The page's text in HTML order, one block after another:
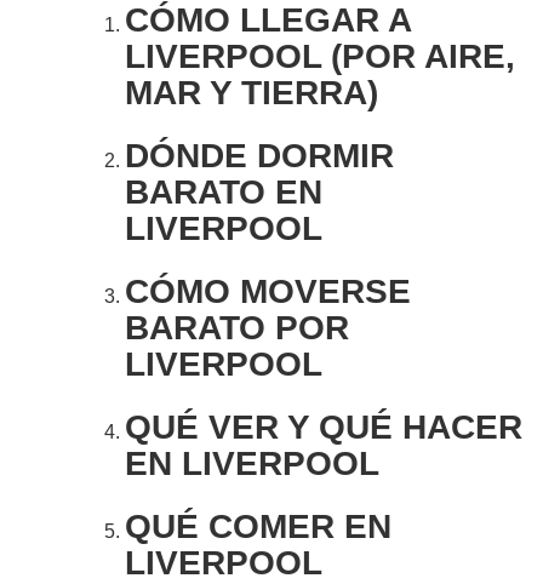
CÓMO LLEGAR A
LIVERPOOL (POR AIRE,
MAR Y TIERRA)
DÓNDE DORMIR
BARATO EN
LIVERPOOL
CÓMO MOVERSE
BARATO POR
LIVERPOOL
QUÉ VER Y QUÉ HACER
EN LIVERPOOL
QUÉ COMER EN
LIVERPOOL